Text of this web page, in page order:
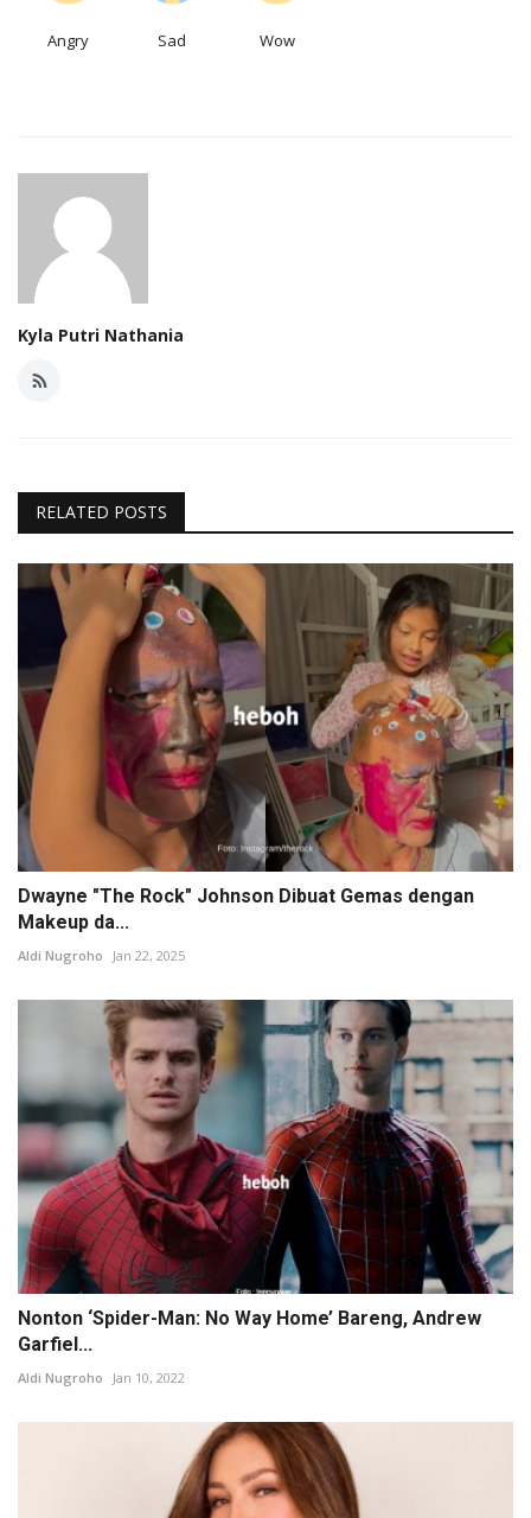
Angry Sad Wow
Kyla Putri Nathania
RELATED POSTS
Dwayne "The Rock" Johnson Dibuat Gemas dengan
Makeup da...
Aldi Nugroho Jan 22, 2025
Nonton ‘Spider-Man: No Way Home’ Bareng, Andrew
Garfiel...
Aldi Nugroho Jan 10, 2022